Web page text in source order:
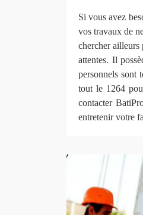
Si vous avez
vos travaux de
chercher ailleurs
attentes. Il
personnels sont
tout le 1264
contacter
entretenir votre